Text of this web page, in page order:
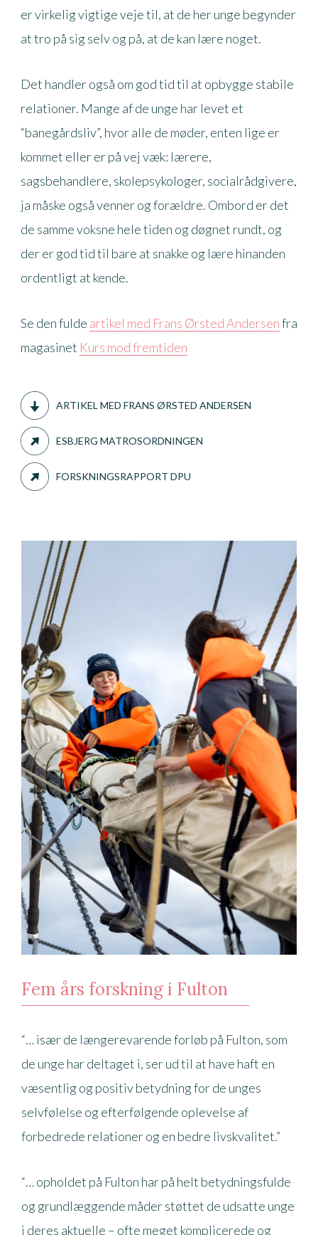
er virkelig vigtige veje til, at de her unge begynder
at tro på sig selv og på, at de kan lære noget.
Det handler også om god tid til at opbygge stabile
relationer. Mange af de unge har levet et
“banegårdsliv”, hvor alle de møder, enten lige er
kommet eller er på vej væk: lærere,
sagsbehandlere, skolepsykologer, socialrådgivere,
ja måske også venner og forældre. Ombord er det
de samme voksne hele tiden og døgnet rundt, og
der er god tid til bare at snakke og lære hinanden
ordentligt at kende.
Se den fulde artikel med Frans Ørsted Andersenfra
magasinet Kurs mod fremtiden
ARTIKEL MED FRANS ØRSTED ANDERSEN
ESBJERG MATROSORDNINGEN
FORSKNINGSRAPPORT DPU
Fem års forskning i Fulton
“… især de længerevarende forløb på Fulton, som
de unge har deltaget i, ser ud til at have haft en
væsentlig og positiv betydning for de unges
selvfølelse og efterfølgende oplevelse af
forbedrede relationer og en bedre livskvalitet.”
“… opholdet på Fulton har på helt betydningsfulde
og grundlæggende måder støttet de udsatte unge
i deres aktuelle – ofte meget komplicerede og